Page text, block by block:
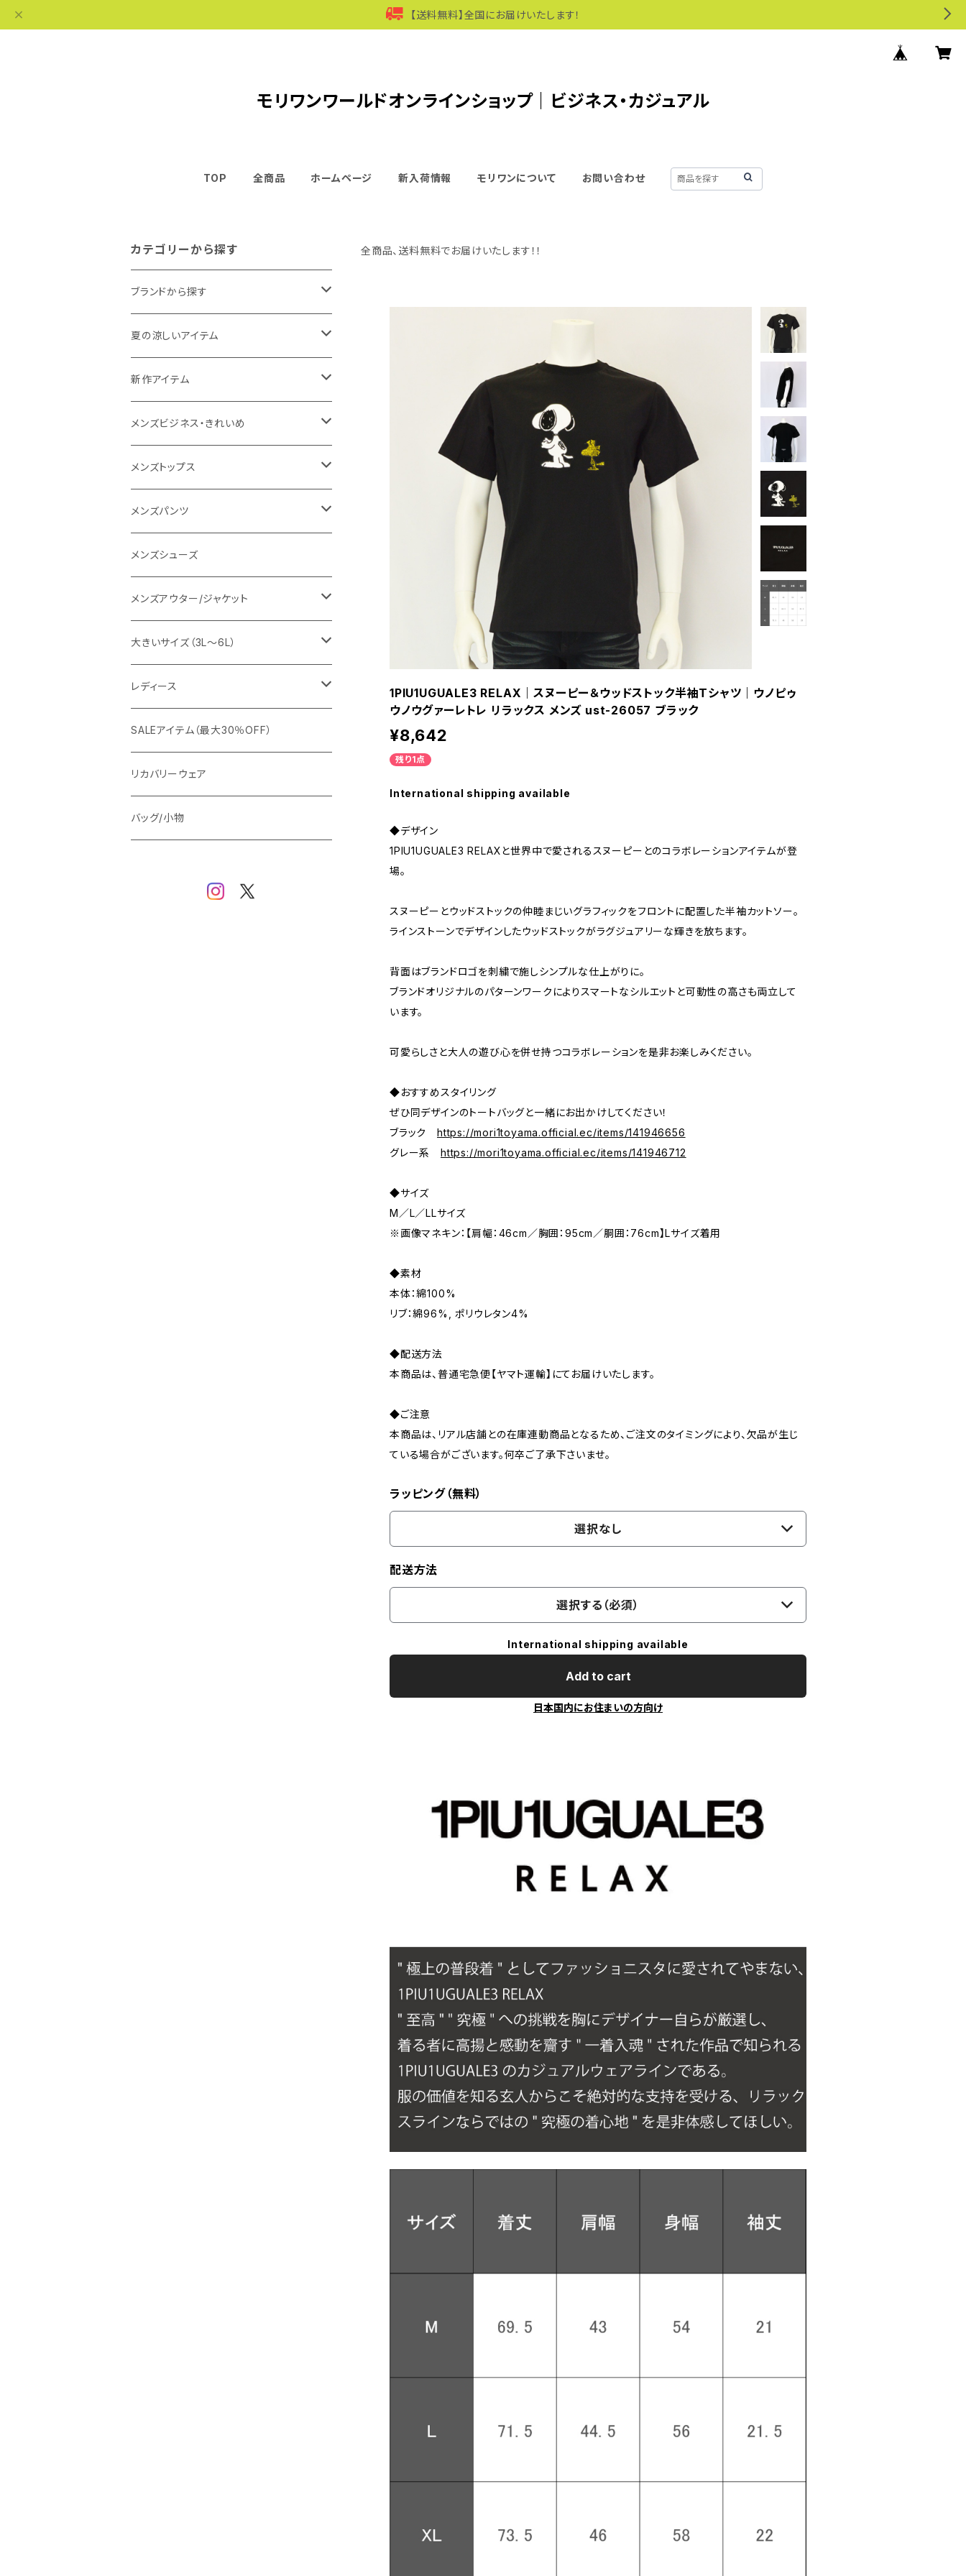
【送料無料】全国にお届けいたします！
モリワンワールドオンラインショップ｜ビジネス・カジュアル
TOP 全商品 ホームページ 新入荷情報 モリワンについて お問い合わせ
全商品、送料無料でお届けいたします！！
1PIU1UGUALE3 RELAX｜スヌーピー＆ウッドストック半袖Tシャツ｜ウノピゥ
ウノウグァーレトレ リラックス メンズ ust-26057 ブラック
¥8,642
残り1点
International shipping available
◆デザイン
1PIU1UGUALE3 RELAXと世界中で愛されるスヌーピーとのコラボレーションアイテムが登
場。
スヌーピーとウッドストックの仲睦まじいグラフィックをフロントに配置した半袖カットソー。
ラインストーンでデザインしたウッドストックがラグジュアリーな輝きを放ちます。
背面はブランドロゴを刺繍で施しシンプルな仕上がりに。
ブランドオリジナルのパターンワークによりスマートなシルエットと可動性の高さも両立して
います。
可愛らしさと大人の遊び心を併せ持つコラボレーションを是非お楽しみください。
◆おすすめスタイリング
ぜひ同デザインのトートバッグと一緒にお出かけしてください！
ブラック https://mori1toyama.official.ec/items/141946656
グレー系 https://mori1toyama.official.ec/items/141946712
◆サイズ
M／L／LLサイズ
※画像マネキン：【肩幅：46cm／胸囲：95cm／胴囲：76cm】Lサイズ着用
◆素材
本体：綿100%
リブ：綿96%, ポリウレタン4%
◆配送方法
本商品は、普通宅急便【ヤマト運輸】にてお届けいたします。
◆ご注意
本商品は、リアル店舗との在庫連動商品となるため、ご注文のタイミングにより、欠品が生じ
ている場合がございます。何卒ご了承下さいませ。
ラッピング（無料）
選択なし
配送方法
選択する（必須）
International shipping available
Add to cart
日本国内にお住まいの方向け
カテゴリーから探す
ブランドから探す
THE NORTH FACE
NANGA
1PIU1UGUALE3 RELAX
go slow caravan
SY32 by SWEET YEARS
URBAN SQUARE
EDWIN
snow peak
G-stage
TETEHOMME
TAION
夏の涼しいアイテム
メンズ
レディース
新作アイテム
メンズ
レディース
メンズビジネス・きれいめ
スーツ
カジュアルセットアップ
スラックス
ワイシャツ
シューズ
フォーマル
Tシャツ/ポロシャツ
メンズトップス
Tシャツ/カットソー
シャツ/ポロシャツ
パーカー/スウェット
ニット
メンズパンツ
デニムパンツ
イージーパンツ
スラックス
メンズシューズ
メンズアウター/ジャケット
ジャケット
カジュアルジャケット
ビジネスジャケット
ブルゾン
コート
マウンテンパーカー/アウトドア
ダウン / 中綿アウター
大きいサイズ（3L～6L）
ビジネス
セットアップ
ワイシャツ
カジュアル
ニット/Tシャツ/カットソー
スウェット/パーカー
アウター
レディース
アウター
トップス（ブラウス/カットソー）
ジャケット
SALEアイテム（最大30％OFF）
リカバリーウェア
バッグ/小物